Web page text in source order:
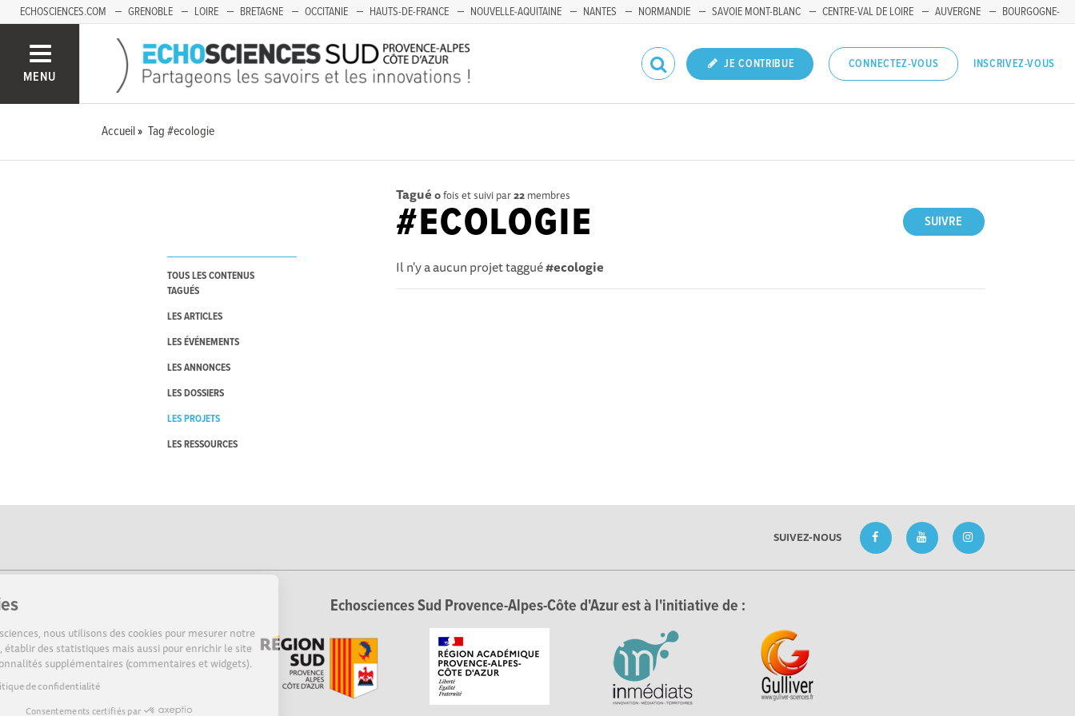
Sur Echosciences, nous utilisons des cookies pour mesurer notre
audience, établir des statistiques mais aussi pour enrichir le site
de fonctionnalités supplémentaires (commentaires et widgets).
Lire la politique de confidentialité
Consentements certifiés par
ECHOSCIENCES.COM GRENOBLE LOIRE BRETAGNE OCCITANIE HAUTS-DE-FRANCE NOUVELLE-AQUITAINE NANTES NORMANDIE SAVOIE MONT-BLANC CENTRE-VAL DE LOIRE AUVERGNE
BOURGOGNE-
MENU
JE CONTRIBUE CONNECTEZ-VOUS INSCRIVEZ-VOUS
Accueil Tag #ecologie
TOUS LES CONTENUS
TAGUÉS
LES ARTICLES
LES ÉVÉNEMENTS
LES ANNONCES
LES DOSSIERS
LES PROJETS
LES RESSOURCES
Tagué 0fois et suivi par22 membres
SUIVRE
#ECOLOGIE
Il n'y a aucun projet taggué#ecologie
SUIVEZ-NOUS
Echosciences Sud Provence-Alpes-Côte d'Azur est à l'initiative de :